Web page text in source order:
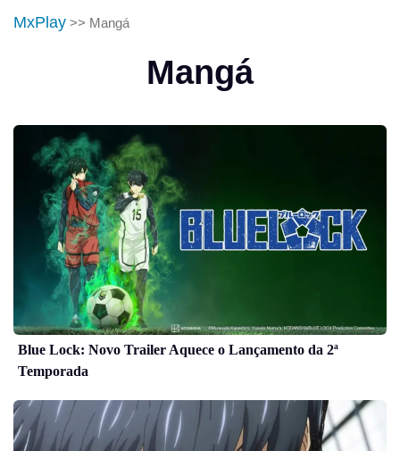
MxPlay >> Mangá
Mangá
Blue Lock: Novo Trailer Aquece o Lançamento da 2ª
Temporada